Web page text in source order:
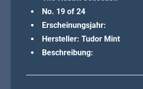
No. 19 of 24
Erscheinungsjahr:
Hersteller: Tudor Mint
Beschreibung: